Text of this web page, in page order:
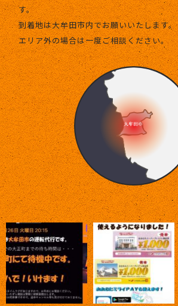
す。
到着地は大牟田市内でお願いいたします。
エリア外の場合は一度ご相談ください。